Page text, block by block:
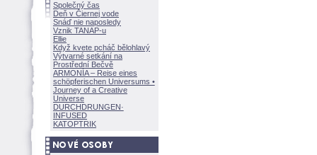
Společný čas
Deň v Čiernej vode
Snáď nie naposledy
Vznik TANAP-u
Ellie
Když kvete pcháč bělohlavý
Výtvarné setkání na
Prostřední Bečvě
ARMONÍA – Reise eines
schöpferischen Universums •
Journey of a Creative
Universe
DURCHDRUNGEN·
INFUSED
KATOPTRIK